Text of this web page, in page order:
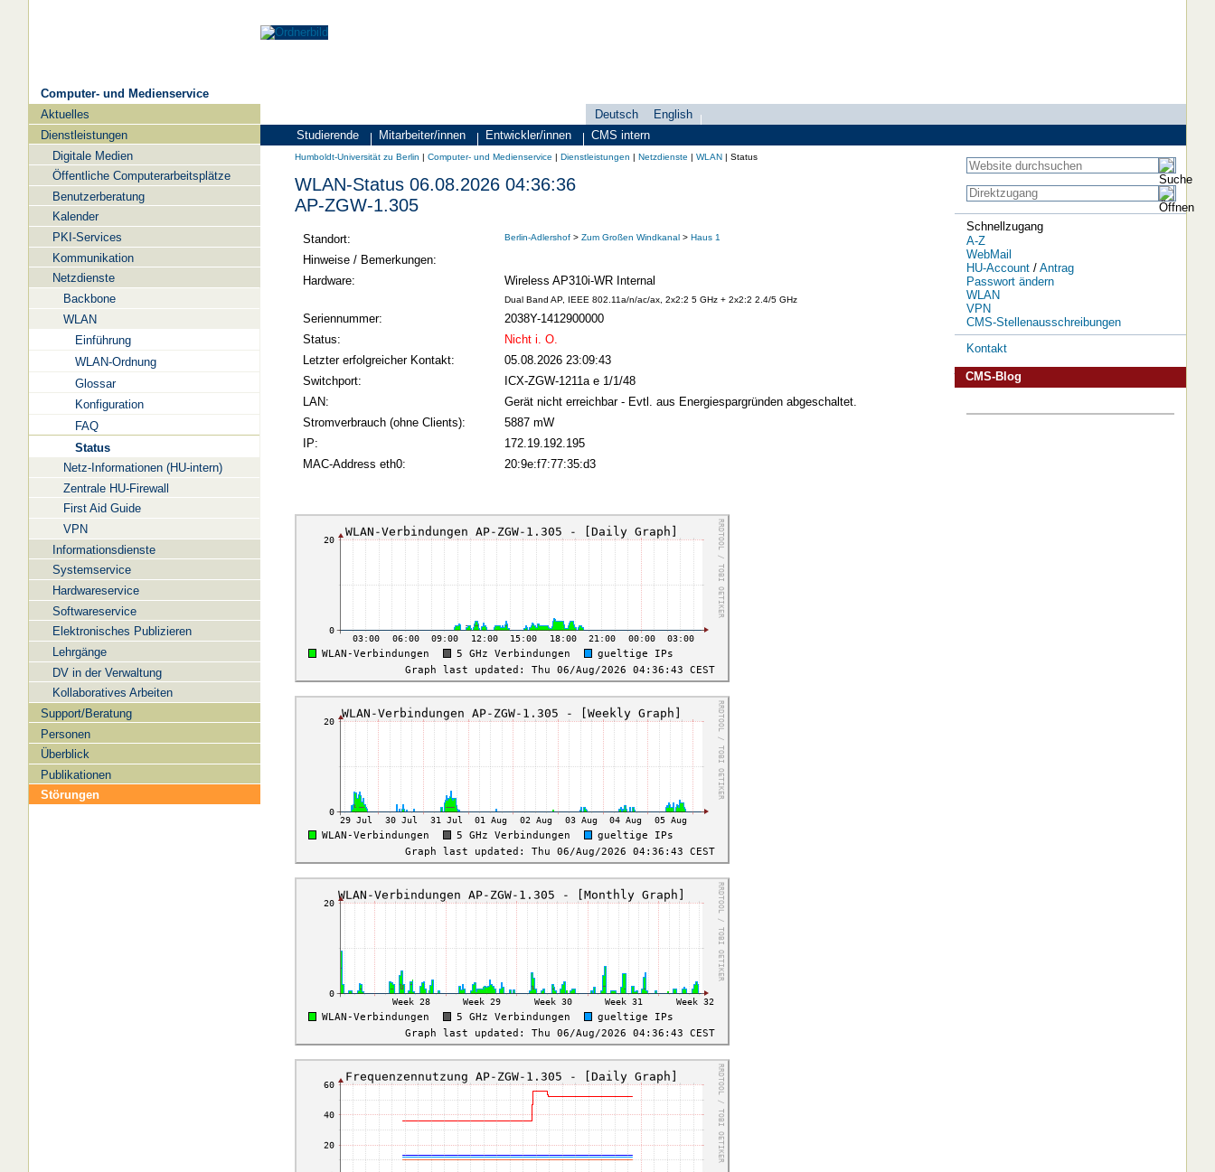
Computer- und Medienservice
Navigation
Aktuelles
Dienstleistungen
Digitale Medien
Öffentliche Computerarbeitsplätze
Benutzerberatung
Kalender
PKI-Services
Kommunikation
Netzdienste
Backbone
WLAN
Einführung
WLAN-Ordnung
Glossar
Konfiguration
FAQ
Status
Netz-Informationen (HU-intern)
Zentrale HU-Firewall
First Aid Guide
VPN
Informationsdienste
Systemservice
Hardwareservice
Softwareservice
Elektronisches Publizieren
Lehrgänge
DV in der Verwaltung
Kollaboratives Arbeiten
Support/Beratung
Personen
Überblick
Publikationen
Störungen
Zielgruppen
Studierende Mitarbeiter/innen Entwickler/innen CMS intern
Sprachauswahl
Deutsch
English
search-menu
Humboldt-
Universität
Computer-
und
Humboldt-Universität zu Berlin | Computer- und Medienservice | Dienstleistungen | Netzdienste | WLAN | Status
WLAN-Status 06.08.2026 04:36:36
AP-ZGW-1.305
Standort: Berlin-Adlershof> Zum Großen Windkanal > Haus 1
Hinweise / Bemerkungen:
Hardware:
Wireless AP310i-WR Internal
Dual Band AP, IEEE 802.11a/n/ac/ax, 2x2:2 5 GHz + 2x2:2 2.4/5 GHz
Seriennummer:
2038Y-1412900000
Status:
Nicht i. O.
Letzter erfolgreicher Kontakt:
05.08.2026 23:09:43
Switchport:
ICX-ZGW-1211a e 1/1/48
LAN:
Gerät nicht erreichbar - Evtl. aus Energiespargründen abgeschaltet.
Stromverbrauch (ohne Clients):
5887 mW
IP:
172.19.192.195
MAC-Address eth0:
20:9e:f7:77:35:d3
Schnellzugang
A-Z
WebMail
HU-Account/ Antrag
Passwort ändern
WLAN
VPN
CMS-Stellenausschreibungen
Kontakt
CMS-Blog